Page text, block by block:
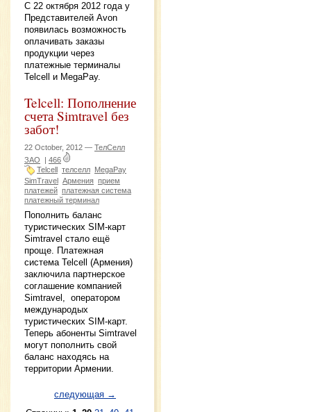
С 22 октября 2012 года у
Представителей Avon
появилась возможность
оплачивать заказы
продукции через
платежные терминалы
Telcell и MegaPay.
Telcell: Пополнение
счета Simtravel без
забот!
22 October, 2012 — ТелСелл
ЗАО | 466
Telcell телселл MegaPay
SimTravel Армения прием
платежей платежная система
платежный терминал
Пополнить баланс
туристических SIM-карт
Simtravel стало ещё
проще. Платежная
система Telcell (Армения)
заключила партнерское
соглашение компанией
Simtravel, оператором
международых
туристических SIM-карт.
Теперь абоненты Simtravel
могут пополнить свой
баланс находясь на
территории Армении.
следующая →